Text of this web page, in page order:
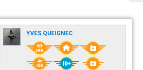
YVES QUEIGNEC